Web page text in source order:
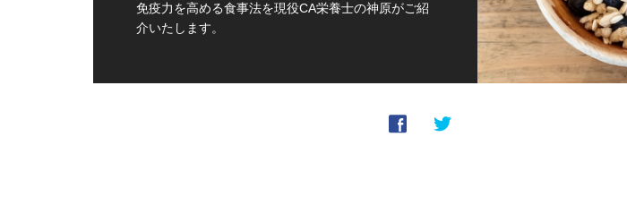
免疫力を高める食事法を現役CA栄養士の神原がご紹
介いたします。